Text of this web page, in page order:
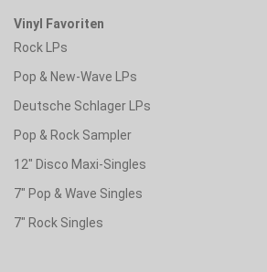
Vinyl Favoriten
Rock LPs
Pop & New-Wave LPs
Deutsche Schlager LPs
Pop & Rock Sampler
12" Disco Maxi-Singles
7" Pop & Wave Singles
7" Rock Singles